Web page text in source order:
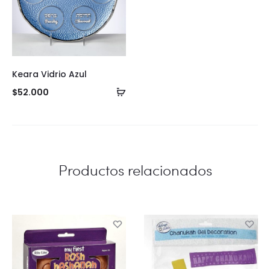
Añadir
Keara Vidrio Azul
$52.000
Productos relacionados